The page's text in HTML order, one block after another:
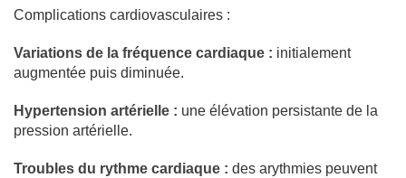
Complications cardiovasculaires :
Variations de la fréquence cardiaque : initialement
augmentée puis diminuée.
Hypertension artérielle : une élévation persistante de la
pression artérielle.
Troubles du rythme cardiaque : des arythmies peuvent